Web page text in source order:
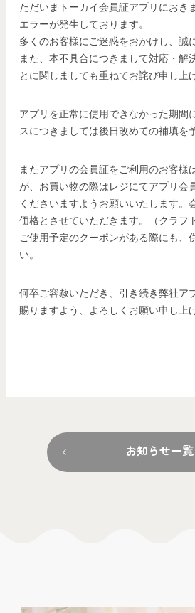
ただいまトーカイ会員証アプリにおき
エラーが発生しております。
多くのお客様にご迷惑をおかけし、誠
また、本不具合につきまして対応・解
とに関しましても重ねてお詫び申し上
アプリを正常に使用できなかった期間
スにつきましては後日改めての補填を
またアプリの会員証をご利用のお客様
が、お買い物の際はレジにてアプリ会
くださいますようお願いいたします。
価格とさせていただきます。（クラフ
ご使用予定のクーポンがある際にも、
い。
何卒ご容赦いただき、引き続き弊社ア
賜りますよう、よろしくお願い申し上
お知らせ一覧